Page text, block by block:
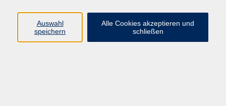
Über unsAuswahl
speichern
Alle Cookies akzeptieren und
schließen